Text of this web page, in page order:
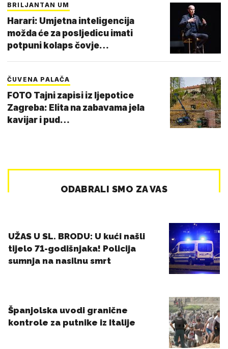
BRILJANTAN UM
Harari: Umjetna inteligencija
možda će za posljedicu imati
potpuni kolaps čovje…
ČUVENA PALAČA
FOTO Tajni zapisi iz ljepotice
Zagreba: Elita na zabavama jela
kavijar i pud…